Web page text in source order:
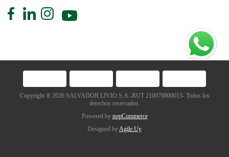
Copyright ® 2026 SALVADOR LIVIO S.A.-RUT 210078800013- Todos los
derechos reservados.
Powered by nopCommerce
Designed byAgile.Uy